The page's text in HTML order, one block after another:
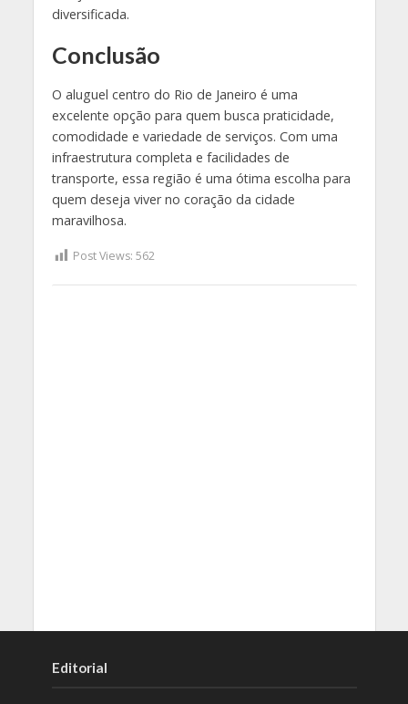
diversificada.
Conclusão
O aluguel centro do Rio de Janeiro é uma
excelente opção para quem busca praticidade,
comodidade e variedade de serviços. Com uma
infraestrutura completa e facilidades de
transporte, essa região é uma ótima escolha para
quem deseja viver no coração da cidade
maravilhosa.
Post Views: 562
Editorial